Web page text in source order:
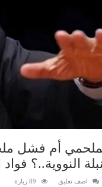
أم فشل
النووية..؟
اضف تعليق 89 زيارة